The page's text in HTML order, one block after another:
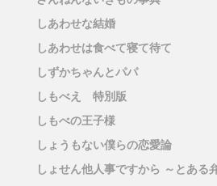
しあわせな結婚
しあわせは食べて寝て待て
しずかちゃんとパパ
しもべえ 特別版
しもべの王子様
しょうもない僕らの恋愛論
しょせん他人事ですから ～とある